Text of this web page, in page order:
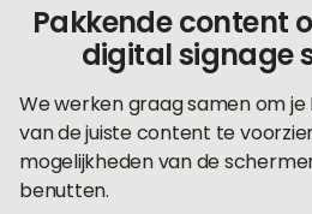
Pakkende content
digital signage
We werken graag samen om je
van de juiste content te
mogelijkheden van de
benutten.